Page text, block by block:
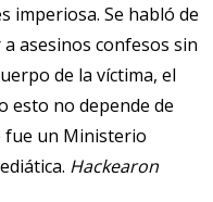
imperiosa. Se habló de
asesinos confesos sin
de la víctima, el
esto no depende de
fue un Ministerio
Hackearon